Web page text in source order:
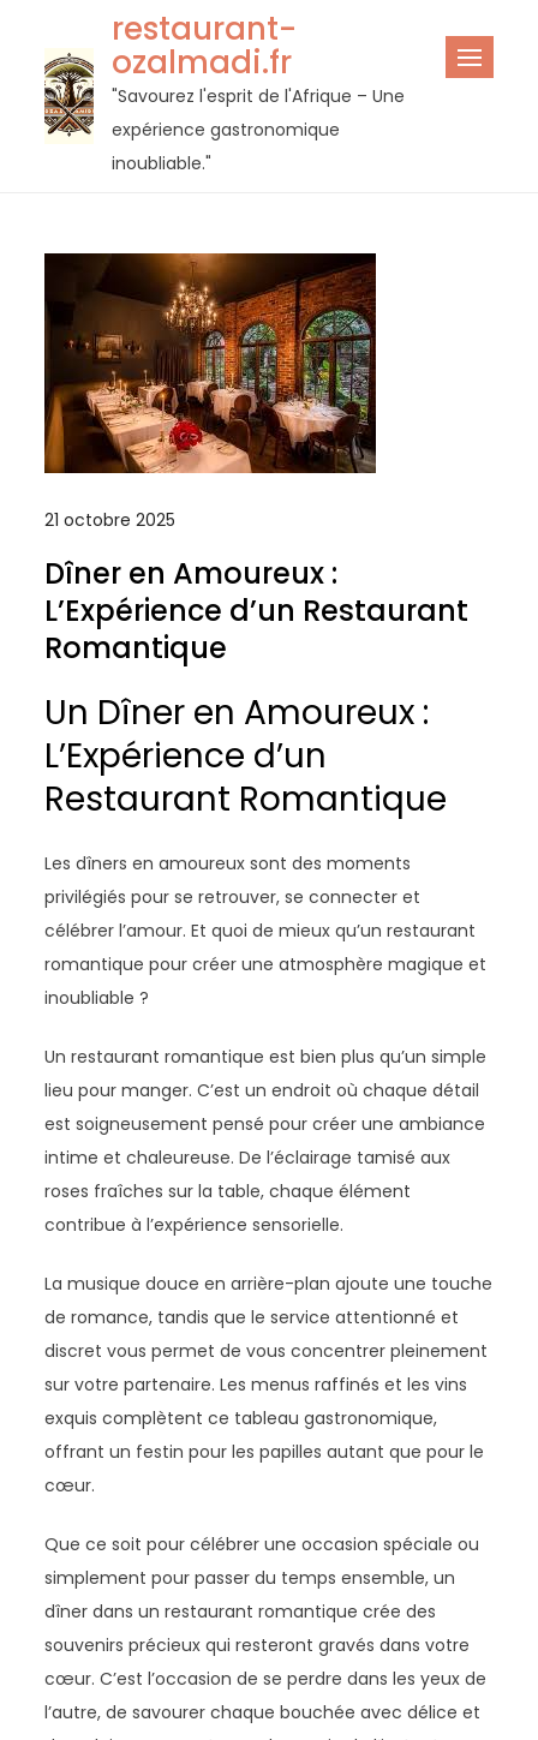
contenu
restaurant-
ozalmadi.fr
"Savourez l'esprit de l'Afrique – Une
expérience gastronomique
inoubliable."
21 octobre 2025
Dîner en Amoureux :
L’Expérience d’un Restaurant
Romantique
Un Dîner en Amoureux :
L’Expérience d’un
Restaurant Romantique
Les dîners en amoureux sont des moments
privilégiés pour se retrouver, se connecter et
célébrer l’amour. Et quoi de mieux qu’un restaurant
romantique pour créer une atmosphère magique et
inoubliable ?
Un restaurant romantique est bien plus qu’un simple
lieu pour manger. C’est un endroit où chaque détail
est soigneusement pensé pour créer une ambiance
intime et chaleureuse. De l’éclairage tamisé aux
roses fraîches sur la table, chaque élément
contribue à l’expérience sensorielle.
La musique douce en arrière-plan ajoute une touche
de romance, tandis que le service attentionné et
discret vous permet de vous concentrer pleinement
sur votre partenaire. Les menus raffinés et les vins
exquis complètent ce tableau gastronomique,
offrant un festin pour les papilles autant que pour le
cœur.
Que ce soit pour célébrer une occasion spéciale ou
simplement pour passer du temps ensemble, un
dîner dans un restaurant romantique crée des
souvenirs précieux qui resteront gravés dans votre
cœur. C’est l’occasion de se perdre dans les yeux de
l’autre, de savourer chaque bouchée avec délice et